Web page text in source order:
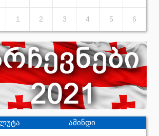
1 2 3 4 5 6
ამინდი